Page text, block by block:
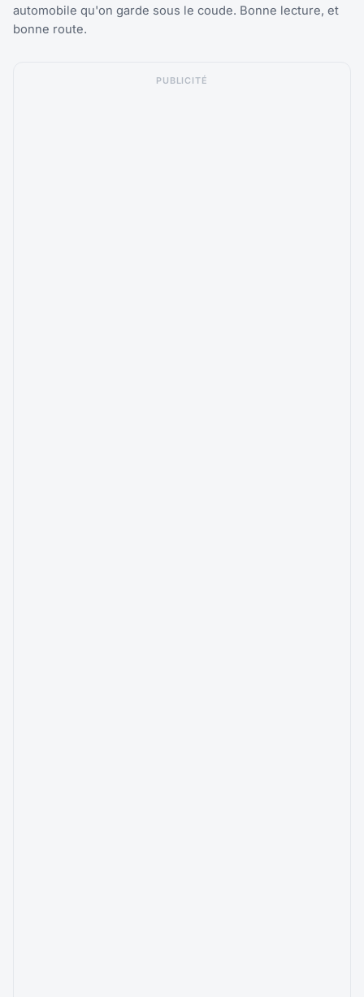
automobile qu'on garde sous le coude. Bonne lecture, et
bonne route.
PUBLICITÉ